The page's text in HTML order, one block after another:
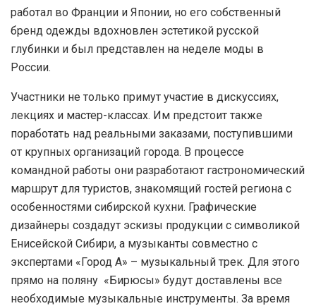
работал во Франции и Японии, но его собственный
бренд одежды вдохновлен эстетикой русской
глубинки и был представлен на неделе моды в
России.
Участники не только примут участие в дискуссиях,
лекциях и мастер-классах. Им предстоит также
поработать над реальными заказами, поступившими
от крупных организаций города. В процессе
командной работы они разработают гастрономический
маршрут для туристов, знакомящий гостей региона с
особенностями сибирской кухни. Графические
дизайнеры создадут эскизы продукции с символикой
Енисейской Сибири, а музыканты совместно с
экспертами «Город А» – музыкальный трек. Для этого
прямо на поляну «Бирюсы» будут доставлены все
необходимые музыкальные инструменты. За время